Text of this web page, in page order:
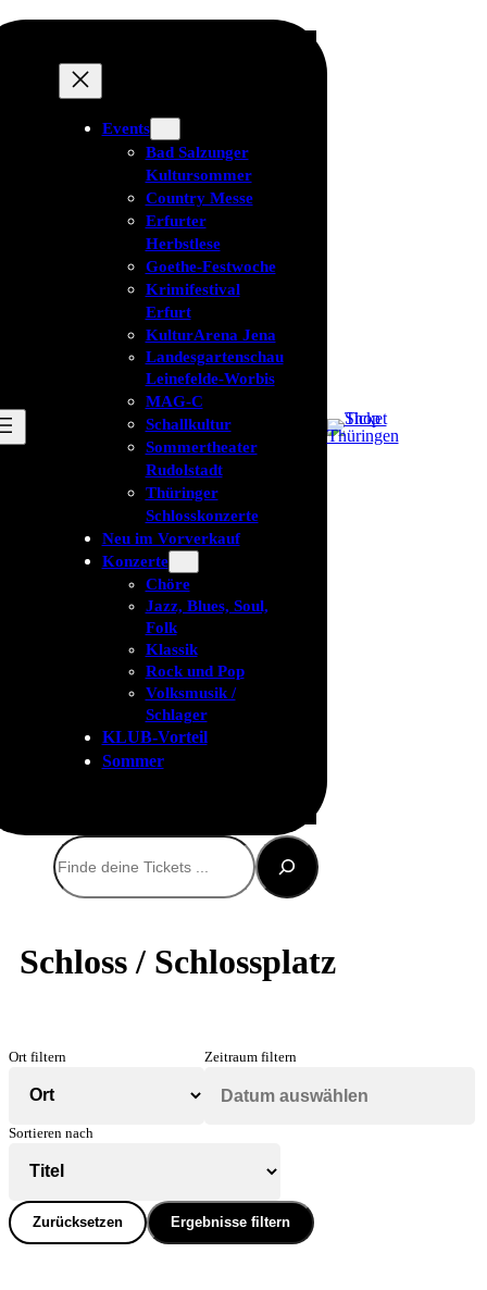
Events
Bad Salzunger
Kultursommer
Country Messe
Erfurter
Herbstlese
Goethe-Festwoche
Krimifestival
Erfurt
KulturArena Jena
Landesgartenschau
Leinefelde-Worbis
MAG-C
Schallkultur
Sommertheater
Rudolstadt
Thüringer
Schlosskonzerte
Neu im Vorverkauf
Konzerte
Chöre
Jazz, Blues, Soul,
Folk
Klassik
Rock und Pop
Volksmusik /
Schlager
KLUB-Vorteil
Sommer
Suchen
Schloss / Schlossplatz
Ort filtern Zeitraum filtern
Sortieren nach
Zurücksetzen Ergebnisse filtern